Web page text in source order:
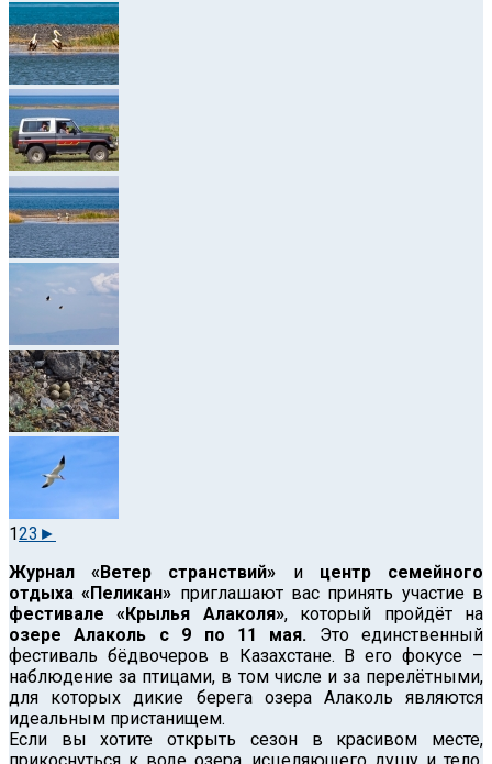
123 ►
Журнал «Ветер странствий» и центр семейного
отдыха «Пеликан» приглашают вас принять участие в
фестивале «Крылья Алаколя», который пройдёт на
озере Алаколь с 9 по 11 мая. Это единственный
фестиваль бёдвочеров в Казахстане. В его фокусе –
наблюдение за птицами, в том числе и за перелётными,
для которых дикие берега озера Алаколь являются
идеальным пристанищем.
Если вы хотите открыть сезон в красивом месте,